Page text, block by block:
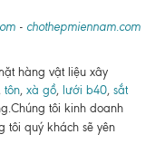
- chothepmiennam.com
hàng vật liệu xây
tôn, xà gồ, lưới b40, sắt
tôi kinh doanh
tôi quý khách sẽ yên